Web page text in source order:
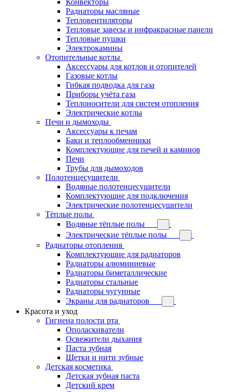
Радиаторы масляные
Тепловентиляторы
Тепловые завесы и инфракрасные панели
Тепловые пушки
Электрокамины
Отопительные котлы
Аксессуары для котлов и отопителей
Газовые котлы
Гибкая подводка для газа
Приборы учёта газа
Теплоносители для систем отопления
Электрические котлы
Печи и дымоходы
Аксессуары к печам
Баки и теплообменники
Комплектующие для печей и каминов
Печи
Трубы для дымоходов
Полотенцесушители
Водяные полотенцесушители
Комплектующие для подключения
Электрические полотенцесушители
Тёплые полы
Водяные тёплые полы
Электрические тёплые полы
Радиаторы отопления
Комплектующие для радиаторов
Радиаторы алюминиевые
Радиаторы биметаллические
Радиаторы стальные
Радиаторы чугунные
Экраны для радиаторов
Красота и уход
Гигиена полости рта
Ополаскиватели
Освежители дыхания
Паста зубная
Щетки и нити зубные
Детская косметика
Детская зубная паста
Детский крем